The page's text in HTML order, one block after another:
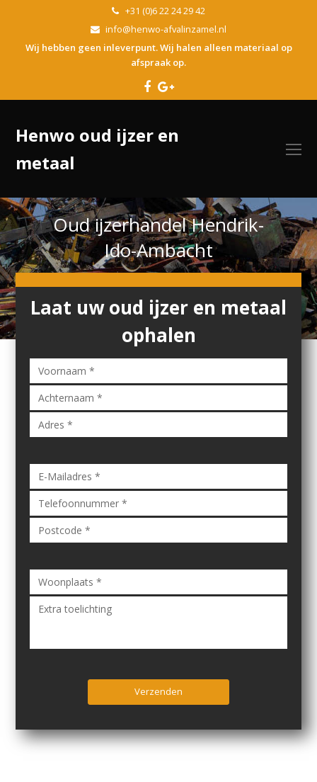
+31 (0)6 22 24 29 42
info@henwo-afvalinzamel.nl
Wij hebben geen inleverpunt. Wij halen alleen materiaal op
afspraak op.
Facebook
Google
Plus
Henwo oud ijzer en
metaal
Oud ijzerhandel Hendrik-
Ido-Ambacht
Laat uw oud ijzer en metaal
ophalen